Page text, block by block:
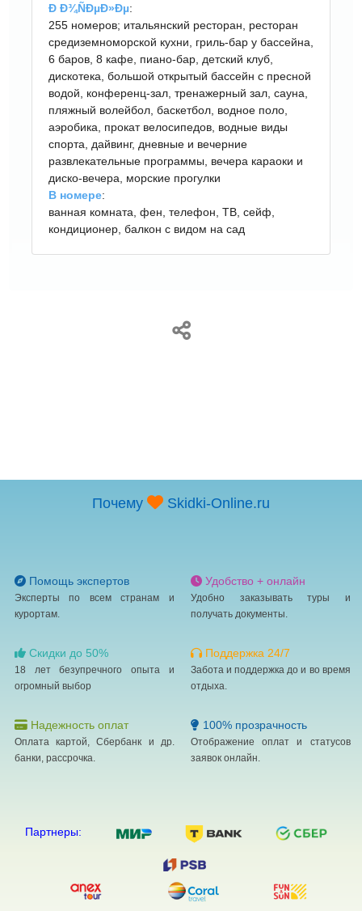
Ð Ð¾ÑÐµÐ»Ðµ:
255 номеров; итальянский ресторан, ресторан
средиземноморской кухни, гриль-бар у бассейна,
6 баров, 8 кафе, пиано-бар, детский клуб,
дискотека, большой открытый бассейн с пресной
водой, конференц-зал, тренажерный зал, сауна,
пляжный волейбол, баскетбол, водное поло,
аэробика, прокат велосипедов, водные виды
спорта, дайвинг, дневные и вечерние
развлекательные программы, вечера караоки и
диско-вечера, морские прогулки
В номере:
ванная комната, фен, телефон, ТВ, сейф,
кондиционер, балкон с видом на сад
Почему Skidki-Online.ru
Помощь экспертов
Эксперты по всем странам и
курортам.
Удобство + онлайн
Удобно заказывать туры и
получать документы.
Скидки до 50%
18 лет безупречного опыта и
огромный выбор
Поддержка 24/7
Забота и поддержка до и во время
отдыха.
Надежность оплат
Оплата картой, Сбербанк и др.
банки, рассрочка.
100% прозрачность
Отображение оплат и статусов
заявок онлайн.
Партнеры: